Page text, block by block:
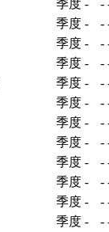
季度 - -
季度 - -
季度 - -
季度 - -
季度 - -
季度 - -
季度 - -
季度 - -
季度 - -
季度 - -
季度 - -
季度 - -